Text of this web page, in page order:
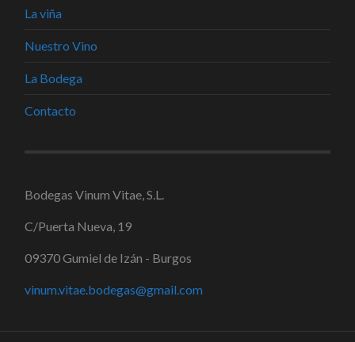
La viña
Nuestro Vino
La Bodega
Contacto
Bodegas Vinum Vitae, S.L.
C/Puerta Nueva, 19
09370 Gumiel de Izán - Burgos
vinum.vitae.bodegas@gmail.com